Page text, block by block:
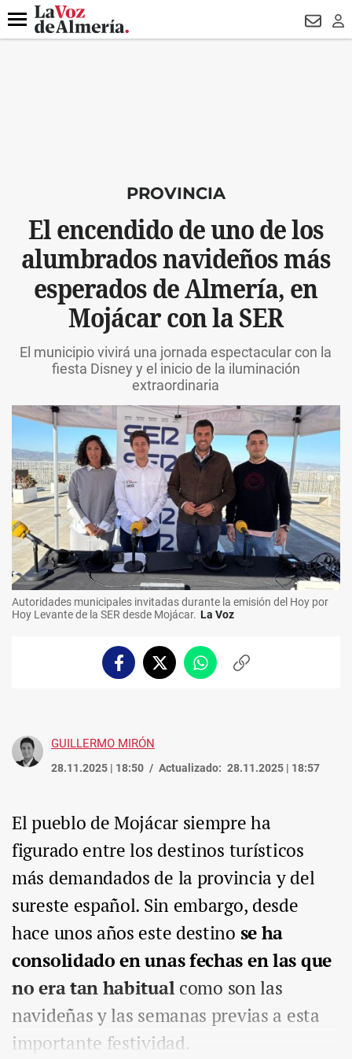
DESTACADO
Menú
PROVINCIA
El encendido de uno de los
alumbrados navideños más
esperados de Almería, en
Mojácar con la SER
El municipio vivirá una jornada espectacular con la
fiesta Disney y el inicio de la iluminación
extraordinaria
Autoridades municipales invitadas durante la emisión del Hoy por
Hoy Levante de la SER desde Mojácar. La Voz
FacebookTwitterWhatsappCopiar
GUILLERMO MIRÓN
28.11.2025 | 18:50 Actualizado: 28.11.2025 | 18:57
El pueblo de Mojácar siempre ha
figurado entre los destinos turísticos
más demandados de la provincia y del
sureste español. Sin embargo, desde
hace unos años este destino se ha
consolidado en unas fechas en las que
no era tan habitual como son las
navideñas y las semanas previas a esta
importante festividad.